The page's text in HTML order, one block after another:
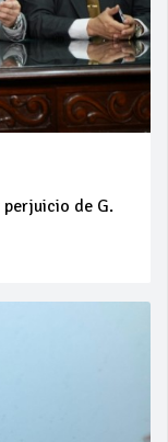
perjuicio de G.